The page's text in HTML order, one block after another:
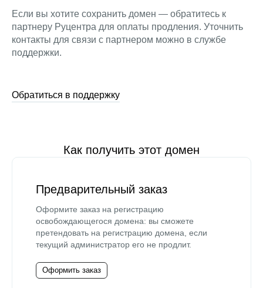
Если вы хотите сохранить домен — обратитесь к
партнеру Руцентра для оплаты продления. Уточнить
контакты для связи с партнером можно в службе
поддержки.
Обратиться в поддержку
Как получить этот домен
Предварительный заказ
Оформите заказ на регистрацию
освобождающегося домена: вы сможете
претендовать на регистрацию домена, если
текущий администратор его не продлит.
Оформить заказ